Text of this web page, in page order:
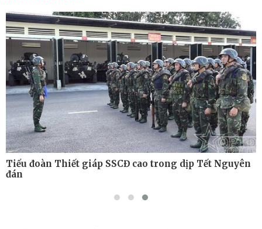
Tiểu đoàn Thiết giáp hoàn thành tốt diễn tập chiến
thuật có bắn đạn thật
Nơi sinh viên rèn ý trí, luyện kỹ năng
Tiểu đoàn Thiết giáp SSCĐ cao trong dịp Tết Nguyên
đán